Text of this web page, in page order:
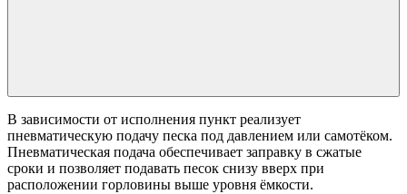
В зависимости от исполнения пункт реализует
пневматическую подачу песка под давлением или самотёком.
Пневматическая подача обеспечивает заправку в сжатые
сроки и позволяет подавать песок снизу вверх при
расположении горловины выше уровня ёмкости.